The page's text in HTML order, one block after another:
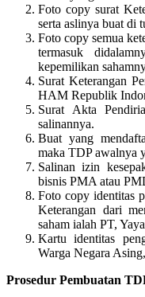
Foto copy surat
serta aslinya buat di
Foto copy semua
termasuk
kepemilikan
Surat Keterangan
HAM Republik
Surat Akta
salinannya.
Buat yang
maka TDP awalnya
Salinan izin
bisnis PMA atau
Foto copy identitas
Keterangan dari
saham ialah PT,
Kartu identitas
Warga Negara
Prosedur Pembuatan